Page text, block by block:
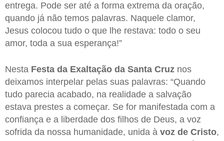
entrega. Pode ser até a forma extrema da oração,
quando já não temos palavras. Naquele clamor,
Jesus colocou tudo o que lhe restava: todo o seu
amor, toda a sua esperança!”
Nesta Festa da Exaltação da Santa Cruz nos
deixamos interpelar pelas suas palavras: “Quando
tudo parecia acabado, na realidade a salvação
estava prestes a começar. Se for manifestada com a
confiança e a liberdade dos filhos de Deus, a voz
sofrida da nossa humanidade, unida à voz de Cristo,